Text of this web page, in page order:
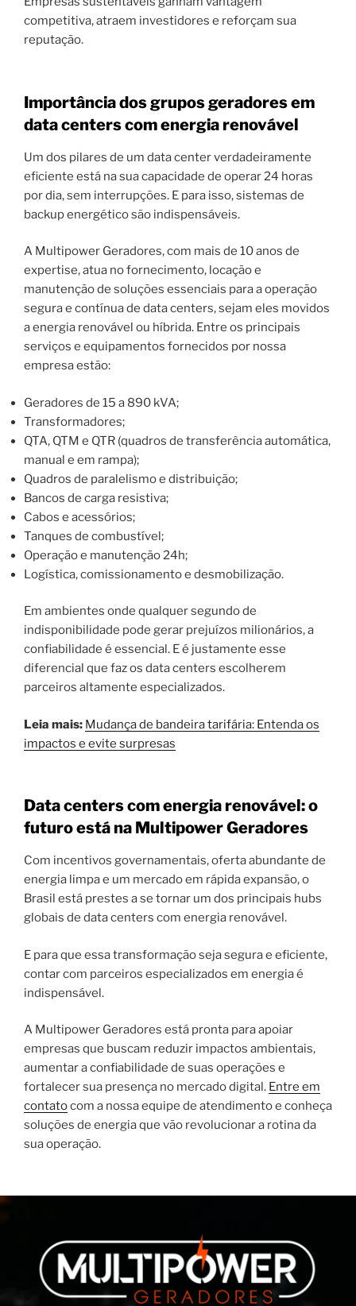
competitiva, atraem investidores e reforçam sua
reputação.
Importância dos grupos geradores em
data centers com energia renovável
Um dos pilares de um data center verdadeiramente
eficiente está na sua capacidade de operar 24 horas
por dia, sem interrupções. E para isso, sistemas de
backup energético são indispensáveis.
A Multipower Geradores, com mais de 10 anos de
expertise, atua no fornecimento, locação e
manutenção de soluções essenciais para a operação
segura e contínua de data centers, sejam eles movidos
a energia renovável ou híbrida. Entre os principais
serviços e equipamentos fornecidos por nossa
empresa estão:
Geradores de 15 a 890 kVA;
Transformadores;
QTA, QTM e QTR (quadros de transferência automática,
manual e em rampa);
Quadros de paralelismo e distribuição;
Bancos de carga resistiva;
Cabos e acessórios;
Tanques de combustível;
Operação e manutenção 24h;
Logística, comissionamento e desmobilização.
Em ambientes onde qualquer segundo de
indisponibilidade pode gerar prejuízos milionários, a
confiabilidade é essencial. E é justamente esse
diferencial que faz os data centers escolherem
parceiros altamente especializados.
Leia mais: Mudança de bandeira tarifária: Entenda os
impactos e evite surpresas
Data centers com energia renovável: o
futuro está na Multipower Geradores
Com incentivos governamentais, oferta abundante de
energia limpa e um mercado em rápida expansão, o
Brasil está prestes a se tornar um dos principais hubs
globais de data centers com energia renovável.
E para que essa transformação seja segura e eficiente,
contar com parceiros especializados em energia é
indispensável.
A Multipower Geradores está pronta para apoiar
empresas que buscam reduzir impactos ambientais,
aumentar a confiabilidade de suas operações e
fortalecer sua presença no mercado digital. Entre em
contatocom a nossa equipe de atendimento e conheça
soluções de energia que vão revolucionar a rotina da
sua operação.